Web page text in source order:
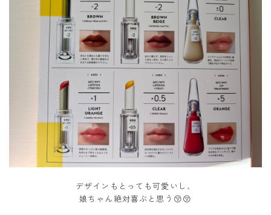
デザインもとっても可愛いし、
娘ちゃん絶対喜ぶと思う😚😚